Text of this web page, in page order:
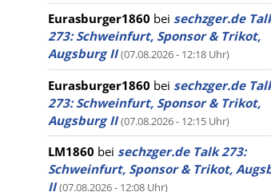
Eurasburger1860 bei sechzger.de
273: Schweinfurt, Sponsor & Trikot,
Augsburg II (07.08.2026 - 12:18 Uhr)
Eurasburger1860 bei sechzger.de
273: Schweinfurt, Sponsor & Trikot,
Augsburg II (07.08.2026 - 12:15 Uhr)
LM1860 bei sechzger.de Talk 273:
Schweinfurt, Sponsor & Trikot,
II (07.08.2026 - 12:08 Uhr)